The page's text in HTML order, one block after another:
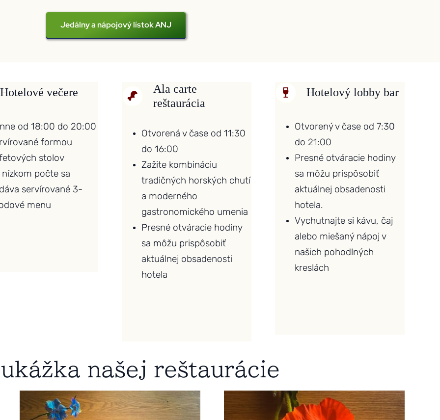
Jedálny a nápojový lístok ANJ
Hotelové večere
od 18:00 do 20:00
formou
stolov
nízkom počte sa
servírované 3-
menu
Ala carte
reštaurácia
Otvorená v čase od 11:30
do 16:00
Zažite kombináciu
tradičných horských chutí
a moderného
gastronomického umenia
Presné otváracie hodiny
sa môžu prispôsobiť
aktuálnej obsadenosti
hotela
Hotelový lobby bar
Otvorený v čase od 7:30
do 21:00
Presné otváracie hodiny
sa môžu prispôsobiť
aktuálnej obsadenosti
hotela.
Vychutnajte si kávu, čaj
alebo miešaný nápoj v
našich pohodlných
kreslách
našej reštaurácie